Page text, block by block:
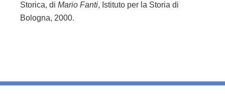
Storica, di Mario Fanti, Istituto per la Storia di
Bologna, 2000.